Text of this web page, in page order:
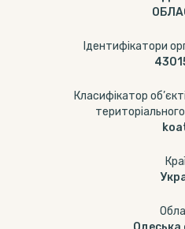
Ідентифікатори
Класифікатор